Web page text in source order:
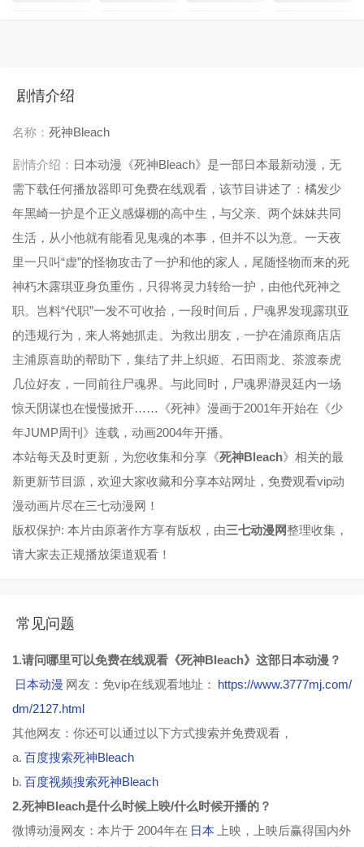
第37集
第41集
第45集 第46集 第47集 第48集
第49集 第50集 第51集 第52集
第57集 第58集 第59集 第60集
第65集 第66集 第67集 第68集
第69集 第70集 第71集 第72集
第77集 第78集 第79集
第85集 第86集
第89集 第90集 第91集 第92集
第109集
第113集 第114集 第115集
第117集
第121集 第122集 第123集
剧情介绍
名称： 死神Bleach
剧情介绍： 日本动漫《死神Bleach》是一部日本最新动漫，无
需下载任何播放器即可免费在线观看，该节目讲述了：橘发少
年黑崎一护是个正义感爆棚的高中生，与父亲、两个妹妹共同
生活，从小他就有能看见鬼魂的本事，但并不以为意。一天夜
里一只叫“虚”的怪物攻击了一护和他的家人，尾随怪物而来的死
神朽木露琪亚身负重伤，只得将灵力转给一护，由他代死神之
职。岂料“代职”一发不可收拾，一段时间后，尸魂界发现露琪亚
的违规行为，来人将她抓走。为救出朋友，一护在浦原商店店
主浦原喜助的帮助下，集结了井上织姬、石田雨龙、茶渡泰虎
几位好友，一同前往尸魂界。与此同时，尸魂界瀞灵廷内一场
惊天阴谋也在慢慢掀开……《死神》漫画于2001年开始在《少
年JUMP周刊》连载，动画2004年开播。
本站每天及时更新，为您收集和分享《死神Bleach》相关的最
新更新节目源，欢迎大家收藏和分享本站网址，免费观看vip动
漫动画片尽在三七动漫网！
版权保护: 本片由原著作方享有版权，由三七动漫网整理收集，
请大家去正规播放渠道观看！
常见问题
1.请问哪里可以免费在线观看《死神Bleach》这部日本动漫？
日本动漫 网友：免vip在线观看地址： https://www.3777mj.com/
dm/2127.html
其他网友：你还可以通过以下方式搜索并免费观看，
a. 百度搜索死神Bleach
b. 百度视频搜索死神Bleach
2.死神Bleach是什么时候上映/什么时候开播的？
微博动漫网友：本片于 2004年在 日本
上映，上映后赢得国内外